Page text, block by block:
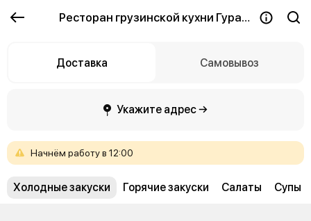
Ресторан грузинской кухни Гурави (GURAVI)
Доставка Самовывоз
Укажите адрес →
Начнём работув 12:00
Холодные закуски Горячие закуски Салаты Супы